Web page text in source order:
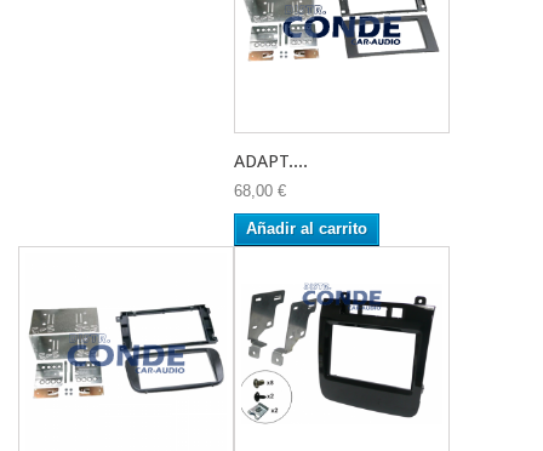
ADAPT....
68,00 €
Añadir al carrito